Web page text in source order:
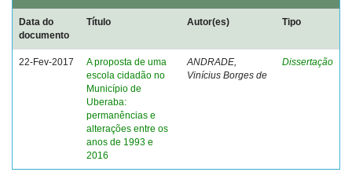
Data do
documento
Título Autor(es) Tipo
22-Fev-2017
A proposta de uma
escola cidadão no
Município de
Uberaba:
permanências e
alterações entre os
anos de 1993 e
2016
ANDRADE,
Vinícius Borges de
Dissertação